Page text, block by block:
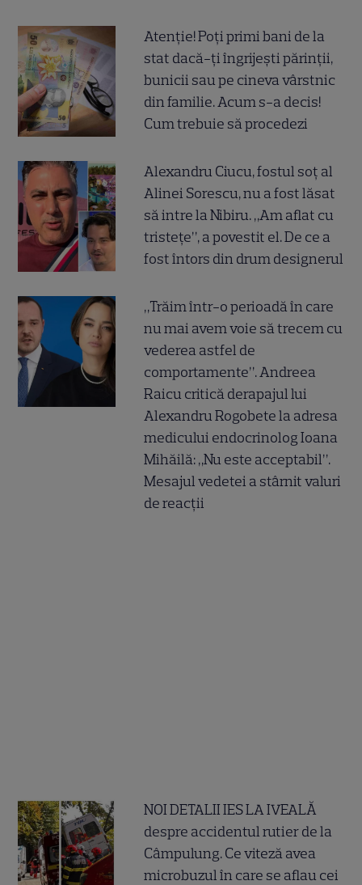
Atenție! Poți primi bani de la
stat dacă-ți îngrijești părinții,
bunicii sau pe cineva vârstnic
din familie. Acum s-a decis!
Cum trebuie să procedezi
Alexandru Ciucu, fostul soț al
Alinei Sorescu, nu a fost lăsat
să intre la Nibiru. „Am aflat cu
tristețe”, a povestit el. De ce a
fost întors din drum designerul
„Trăim într-o perioadă în care
nu mai avem voie să trecem cu
vederea astfel de
comportamente”. Andreea
Raicu critică derapajul lui
Alexandru Rogobete la adresa
medicului endocrinolog Ioana
Mihăilă: „Nu este acceptabil”.
Mesajul vedetei a stârnit valuri
de reacții
NOI DETALII IES LA IVEALĂ
despre accidentul rutier de la
Câmpulung. Ce viteză avea
microbuzul în care se aflau cei